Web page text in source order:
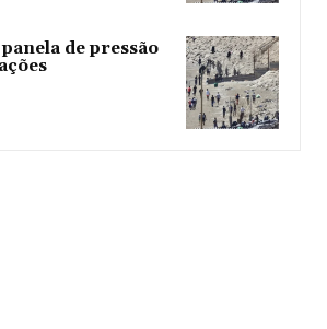
panela de pressão